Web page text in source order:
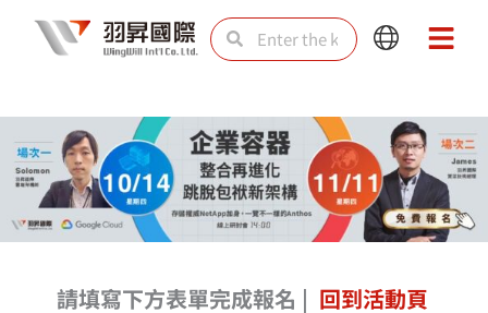
SearchSearch
Main
Main
請填寫下方表單完成報名 | 回到活動頁